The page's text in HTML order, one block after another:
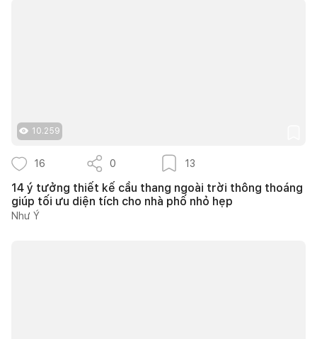
10.259
16 0 13
14 ý tưởng thiết kế cầu thang ngoài trời thông thoáng
giúp tối ưu diện tích cho nhà phố nhỏ hẹp
Như Ý